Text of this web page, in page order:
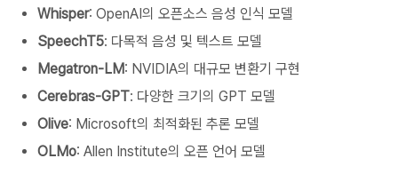
Whisper: OpenAI의 오픈소스 음성 인식 모델
SpeechT5: 다목적 음성 및 텍스트 모델
Megatron-LM: NVIDIA의 대규모 변환기 구현
Cerebras-GPT: 다양한 크기의 GPT 모델
Olive: Microsoft의 최적화된 추론 모델
OLMo: Allen Institute의 오픈 언어 모델